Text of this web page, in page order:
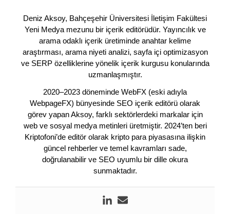
Deniz Aksoy, Bahçeşehir Üniversitesi İletişim Fakültesi
Yeni Medya mezunu bir içerik editörüdür. Yayıncılık ve
arama odaklı içerik üretiminde anahtar kelime
araştırması, arama niyeti analizi, sayfa içi optimizasyon
ve SERP özelliklerine yönelik içerik kurgusu konularında
uzmanlaşmıştır.
2020–2023 döneminde WebFX (eski adıyla
WebpageFX) bünyesinde SEO içerik editörü olarak
görev yapan Aksoy, farklı sektörlerdeki markalar için
web ve sosyal medya metinleri üretmiştir. 2024’ten beri
Kriptofoni’de editör olarak kripto para piyasasına ilişkin
güncel rehberler ve temel kavramları sade,
doğrulanabilir ve SEO uyumlu bir dille okura
sunmaktadır.